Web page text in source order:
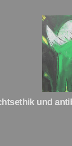
und